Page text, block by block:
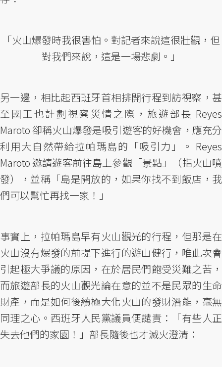
「火山爆發時我很害怕。對記者來說這很壯觀，但
對我們來說，這是一場悲劇。」
另一邊，相比起西班牙首相排開行程到訪視察，甚
至國王也計劃視察災情之際，旅遊部長 Reyes
Maroto 卻稱火山爆發是吸引遊客的好機會，應充分
利用大自然帶給拉帕瑪島的「吸引力」。 Reyes
Maroto 邀請遊客前往島上參觀「景點」（指火山噴
發），並稱「島是開放的，如果你找不到飯店，我
們可以幫忙再找一家！」
事實上，拉帕瑪島早有火山觀光的行程，但那是在
火山沒有爆發的前提下進行的遊山健行，唯此次會
引起極大爭議的原因，在於居民們飽受災難之苦，
而旅遊部長的火山觀光論在意的並不是民眾的生命
財產，而是如何後續極大化火山的發財潛能，毫無
同理之心。西班牙人民黨議員便譴責：「有些人正
失去他們的家園！」部長隨後也才滅火澄清：